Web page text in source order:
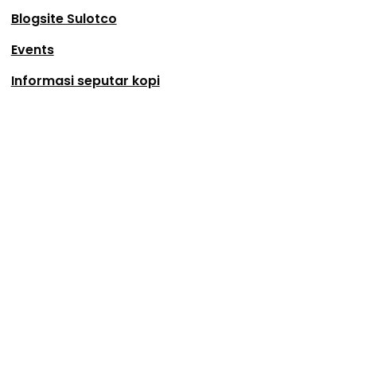
Blogsite Sulotco
Events
Informasi seputar kopi